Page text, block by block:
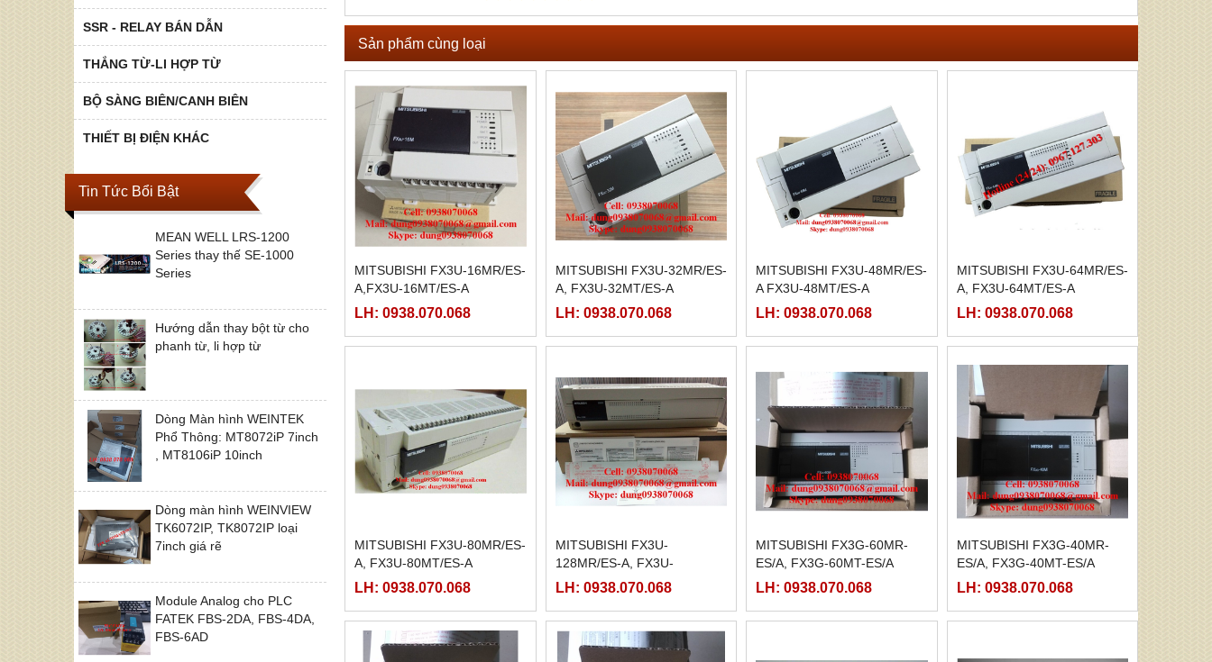
SSR - RELAY BÁN DẪN
THẮNG TỪ-LI HỢP TỪ
BỘ SÀNG BIÊN/CANH BIÊN
THIẾT BỊ ĐIỆN KHÁC
Tin Tức Bổi Bật
MEAN WELL LRS-1200
Series thay thế SE-1000
Series
Hướng dẫn thay bột từ cho
phanh từ, li hợp từ
Dòng Màn hình WEINTEK
Phổ Thông: MT8072iP 7inch
, MT8106iP 10inch
Dòng màn hình WEINVIEW
TK6072IP, TK8072IP loại
7inch giá rẽ
Module Analog cho PLC
FATEK FBS-2DA, FBS-4DA,
FBS-6AD
Sản phẩm cùng loại
MITSUBISHI FX3U-16MR/ES-
A,FX3U-16MT/ES-A
LH: 0938.070.068
MITSUBISHI FX3U-32MR/ES-
A, FX3U-32MT/ES-A
LH: 0938.070.068
MITSUBISHI FX3U-48MR/ES-
A FX3U-48MT/ES-A
LH: 0938.070.068
MITSUBISHI FX3U-64MR/ES-
A, FX3U-64MT/ES-A
LH: 0938.070.068
MITSUBISHI FX3U-80MR/ES-
A, FX3U-80MT/ES-A
LH: 0938.070.068
MITSUBISHI FX3U-
128MR/ES-A, FX3U-
128MT/ES-A
LH: 0938.070.068
MITSUBISHI FX3G-60MR-
ES/A, FX3G-60MT-ES/A
LH: 0938.070.068
MITSUBISHI FX3G-40MR-
ES/A, FX3G-40MT-ES/A
LH: 0938.070.068